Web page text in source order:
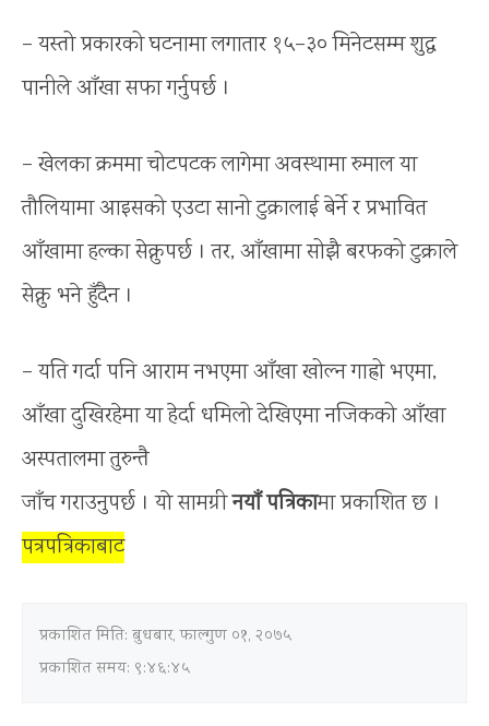
– यस्तो प्रकारको घटनामा लगातार १५–३० मिनेटसम्म शुद्ध
पानीले आँखा सफा गर्नुपर्छ ।
– खेलका क्रममा चोटपटक लागेमा अवस्थामा रुमाल या
तौलियामा आइसको एउटा सानो टुक्रालाई बेर्ने र प्रभावित
आँखामा हल्का सेक्नुपर्छ । तर, आँखामा सोझै बरफको टुक्राले
सेक्नु भने हुँदैन ।
– यति गर्दा पनि आराम नभएमा आँखा खोल्न गाह्रो भएमा,
आँखा दुखिरहेमा या हेर्दा धमिलो देखिएमा नजिकको आँखा
अस्पतालमा तुरुन्तै
जाँच गराउनुपर्छ । याे सामग्रीनयाँ पत्रिकामा प्रकाशित छ ।
पत्रपत्रिकाबाट
प्रकाशित मिति: बुधबार, फाल्गुण ०१, २०७५
प्रकाशित समय: ९:४६:४५